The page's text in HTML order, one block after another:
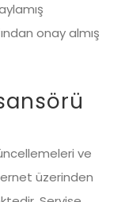
onay almış
ve
üzerinden